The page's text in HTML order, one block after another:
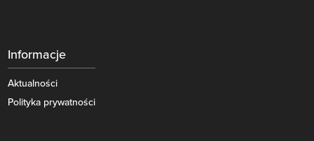
Informacje
Aktualności
Polityka prywatności